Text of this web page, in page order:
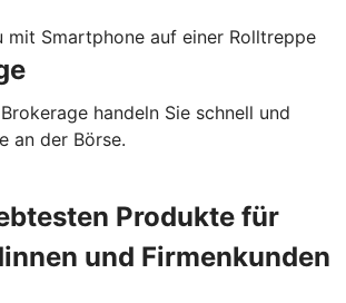
handeln Sie schnell und
an der Börse.
Produkte für
und Firmenkunden